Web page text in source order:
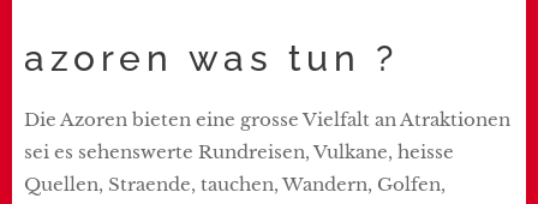
azoren was tun ?
Die Azoren bieten eine grosse Vielfalt an Atraktionen
sei es sehenswerte Rundreisen, Vulkane, heisse
Quellen, Straende, tauchen, Wandern, Golfen,